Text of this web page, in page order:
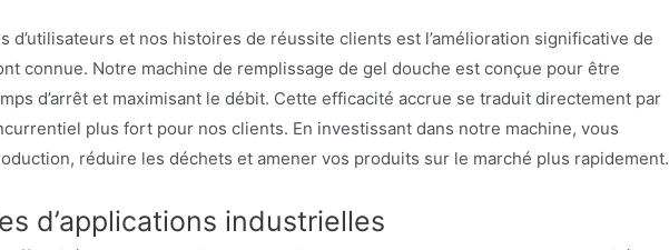
d’utilisateurs et nos histoires de réussite clients est l’amélioration significative de
connue. Notre machine de remplissage de gel douche est conçue pour être
d’arrêt et maximisant le débit. Cette efficacité accrue se traduit directement par
plus fort pour nos clients. En investissant dans notre machine, vous
réduire les déchets et amener vos produits sur le marché plus rapidement.
d’applications industrielles